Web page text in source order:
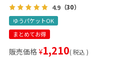
4.9 （30）
ゆうパケットOK
まとめてお得
販売価格 ¥1,210 税込